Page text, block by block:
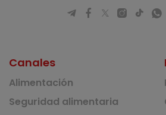
Canales
Alimentación
Seguridad alimentaria